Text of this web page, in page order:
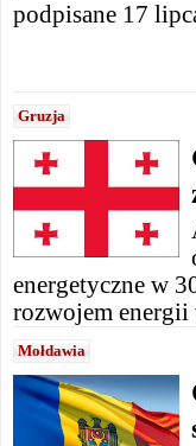
podpisane 17
Gruzja
energetyczne w
rozwojem energii
Mołdawia